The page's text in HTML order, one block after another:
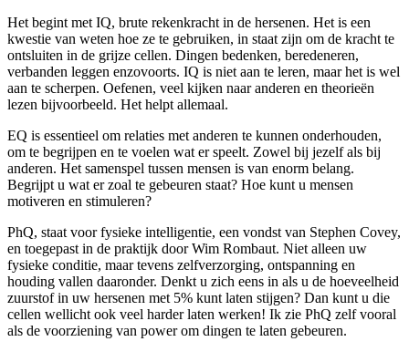
Het begint met IQ, brute rekenkracht in de hersenen. Het is een
kwestie van weten hoe ze te gebruiken, in staat zijn om de kracht te
ontsluiten in de grijze cellen. Dingen bedenken, beredeneren,
verbanden leggen enzovoorts. IQ is niet aan te leren, maar het is wel
aan te scherpen. Oefenen, veel kijken naar anderen en theorieën
lezen bijvoorbeeld. Het helpt allemaal.
EQ is essentieel om relaties met anderen te kunnen onderhouden,
om te begrijpen en te voelen wat er speelt. Zowel bij jezelf als bij
anderen. Het samenspel tussen mensen is van enorm belang.
Begrijpt u wat er zoal te gebeuren staat? Hoe kunt u mensen
motiveren en stimuleren?
PhQ, staat voor fysieke intelligentie, een vondst van Stephen Covey,
en toegepast in de praktijk door Wim Rombaut. Niet alleen uw
fysieke conditie, maar tevens zelfverzorging, ontspanning en
houding vallen daaronder. Denkt u zich eens in als u de hoeveelheid
zuurstof in uw hersenen met 5% kunt laten stijgen? Dan kunt u die
cellen wellicht ook veel harder laten werken! Ik zie PhQ zelf vooral
als de voorziening van power om dingen te laten gebeuren.